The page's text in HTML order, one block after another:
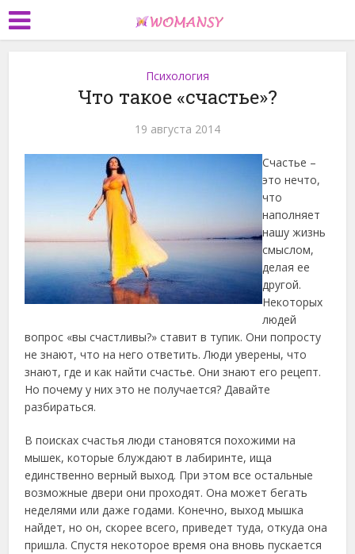
Психология
Что такое «счастье»?
19 августа 2014
Счастье –
это нечто,
что
наполняет
нашу жизнь
смыслом,
делая ее
другой.
Некоторых
людей
вопрос «вы счастливы?» ставит в тупик. Они попросту
не знают, что на него ответить.Люди уверены, что
знают, где и как найти счастье. Они знают его рецепт.
Но почему у них это не получается? Давайте
разбираться.
В поисках счастья люди становятся похожими на
мышек, которые блуждают в лабиринте, ища
единственно верный выход. При этом все остальные
возможные двери они проходят. Она может бегать
неделями или даже годами. Конечно, выход мышка
найдет, но он, скорее всего, приведет туда, откуда она
пришла. Спустя некоторое время она вновь пускается